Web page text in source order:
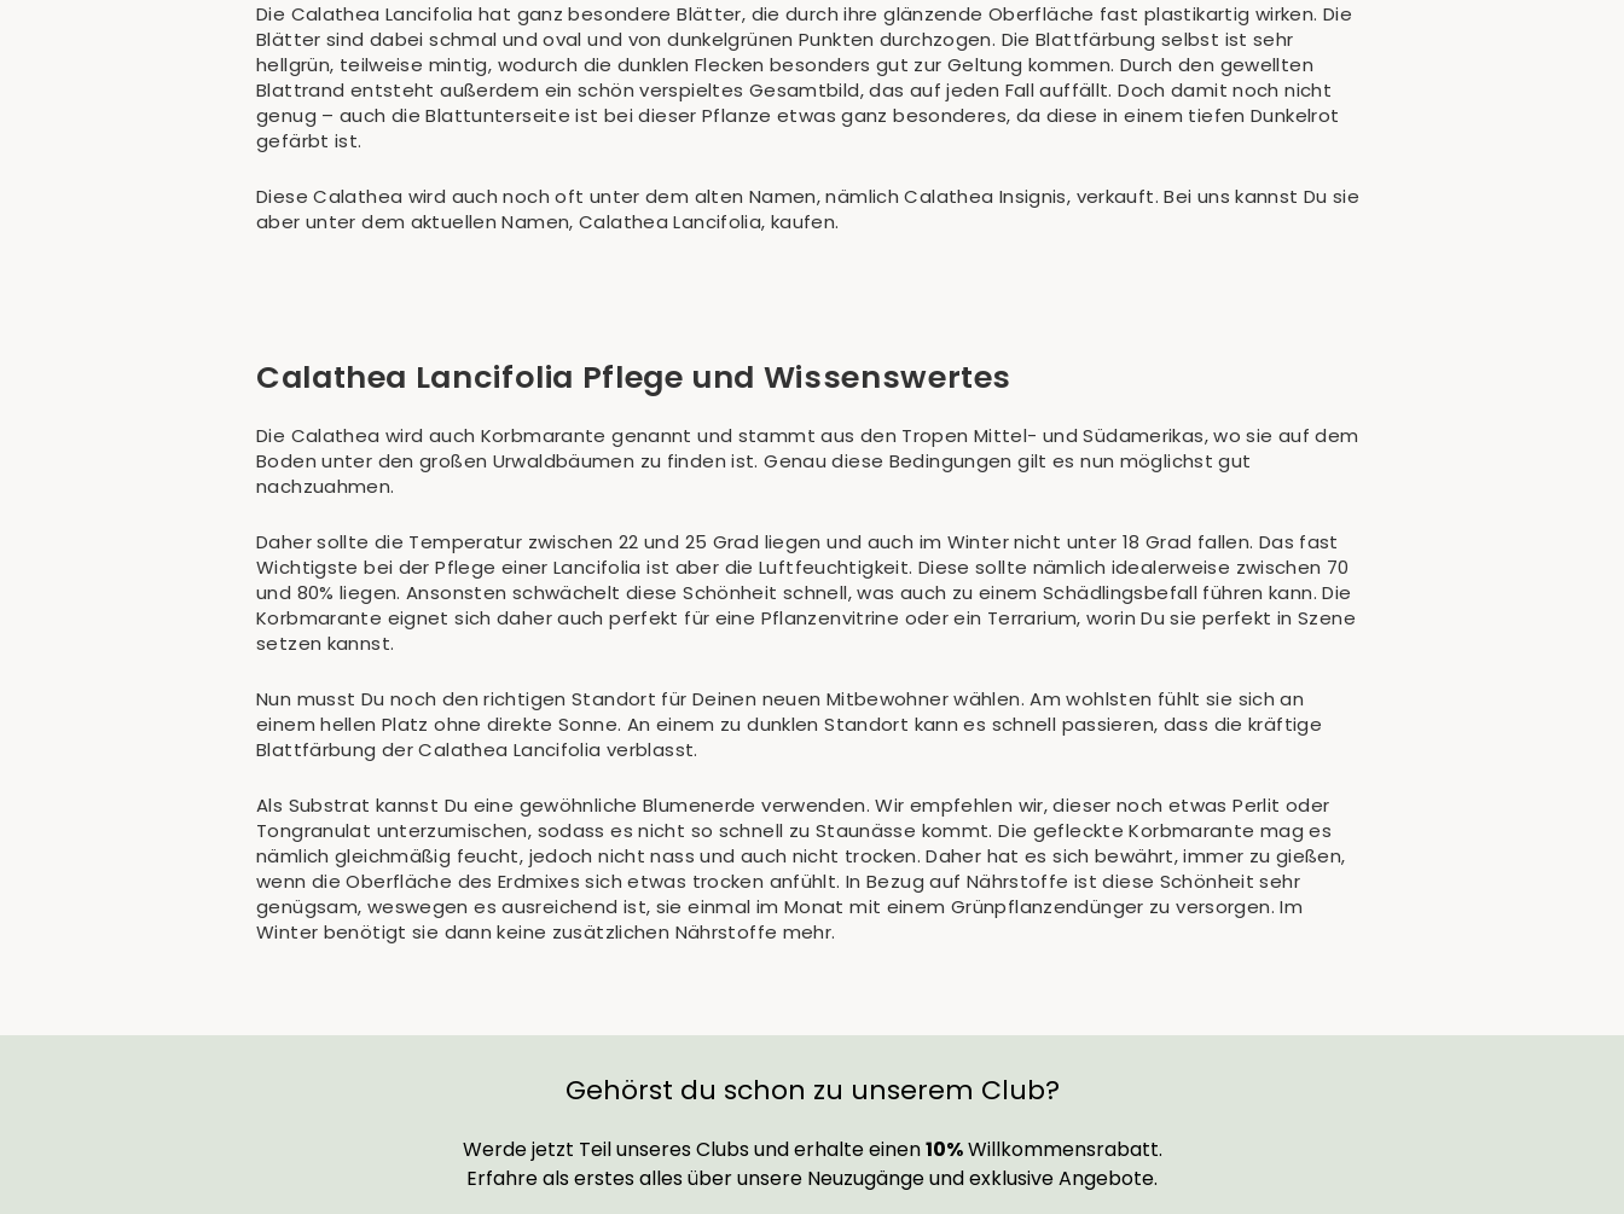
Die Calathea Lancifolia hat ganz besondere Blätter, die durch ihre glänzende Oberfläche fast plastikartig wirken. Die
Blätter sind dabei schmal und oval und von dunkelgrünen Punkten durchzogen. Die Blattfärbung selbst ist sehr
hellgrün, teilweise mintig, wodurch die dunklen Flecken besonders gut zur Geltung kommen. Durch den gewellten
Blattrand entsteht außerdem ein schön verspieltes Gesamtbild, das auf jeden Fall auffällt. Doch damit noch nicht
genug – auch die Blattunterseite ist bei dieser Pflanze etwas ganz besonderes, da diese in einem tiefen Dunkelrot
gefärbt ist.
Diese Calathea wird auch noch oft unter dem alten Namen, nämlich Calathea Insignis, verkauft. Bei uns kannst Du sie
aber unter dem aktuellen Namen, Calathea Lancifolia, kaufen.
Calathea Lancifolia Pflege und Wissenswertes
Die Calathea wird auch Korbmarante genannt und stammt aus den Tropen Mittel- und Südamerikas, wo sie auf dem
Boden unter den großen Urwaldbäumen zu finden ist. Genau diese Bedingungen gilt es nun möglichst gut
nachzuahmen.
Daher sollte die Temperatur zwischen 22 und 25 Grad liegen und auch im Winter nicht unter 18 Grad fallen. Das fast
Wichtigste bei der Pflege einer Lancifolia ist aber die Luftfeuchtigkeit. Diese sollte nämlich idealerweise zwischen 70
und 80% liegen. Ansonsten schwächelt diese Schönheit schnell, was auch zu einem Schädlingsbefall führen kann. Die
Korbmarante eignet sich daher auch perfekt für eine Pflanzenvitrine oder ein Terrarium, worin Du sie perfekt in Szene
setzen kannst.
Nun musst Du noch den richtigen Standort für Deinen neuen Mitbewohner wählen. Am wohlsten fühlt sie sich an
einem hellen Platz ohne direkte Sonne. An einem zu dunklen Standort kann es schnell passieren, dass die kräftige
Blattfärbung der Calathea Lancifolia verblasst.
Als Substrat kannst Du eine gewöhnliche Blumenerde verwenden. Wir empfehlen wir, dieser noch etwas Perlit oder
Tongranulat unterzumischen, sodass es nicht so schnell zu Staunässe kommt. Die gefleckte Korbmarante mag es
nämlich gleichmäßig feucht, jedoch nicht nass und auch nicht trocken. Daher hat es sich bewährt, immer zu gießen,
wenn die Oberfläche des Erdmixes sich etwas trocken anfühlt. In Bezug auf Nährstoffe ist diese Schönheit sehr
genügsam, weswegen es ausreichend ist, sie einmal im Monat mit einem Grünpflanzendünger zu versorgen. Im
Winter benötigt sie dann keine zusätzlichen Nährstoffe mehr.
Gehörst du schon zu unserem Club?
Werde jetzt Teil unseres Clubs und erhalte einen10%Willkommensrabatt.
Erfahre als erstes alles über unsere Neuzugänge und exklusive Angebote.